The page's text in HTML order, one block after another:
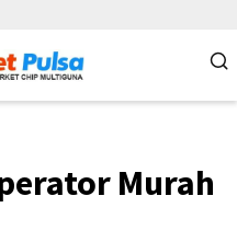
Murah